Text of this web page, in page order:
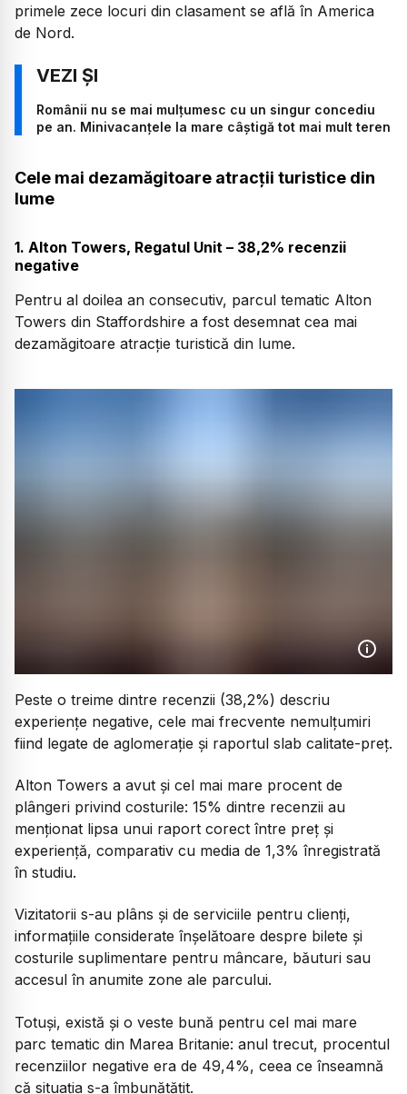
primele zece locuri din clasament se află în America
de Nord.
Românii nu se mai mulțumesc cu un singur concediu
pe an. Minivacanțele la mare câștigă tot mai mult teren
Cele mai dezamăgitoare atracții turistice din
lume
1. Alton Towers, Regatul Unit – 38,2% recenzii
negative
Pentru al doilea an consecutiv, parcul tematic Alton
Towers din Staffordshire a fost desemnat cea mai
dezamăgitoare atracție turistică din lume.
Peste o treime dintre recenzii (38,2%) descriu
experiențe negative, cele mai frecvente nemulțumiri
fiind legate de aglomerație și raportul slab calitate-preț.
Alton Towers a avut și cel mai mare procent de
plângeri privind costurile: 15% dintre recenzii au
menționat lipsa unui raport corect între preț și
experiență, comparativ cu media de 1,3% înregistrată
în studiu.
Vizitatorii s-au plâns și de serviciile pentru clienți,
informațiile considerate înșelătoare despre bilete și
costurile suplimentare pentru mâncare, băuturi sau
accesul în anumite zone ale parcului.
Totuși, există și o veste bună pentru cel mai mare
parc tematic din Marea Britanie: anul trecut, procentul
recenziilor negative era de 49,4%, ceea ce înseamnă
că situația s-a îmbunătățit.